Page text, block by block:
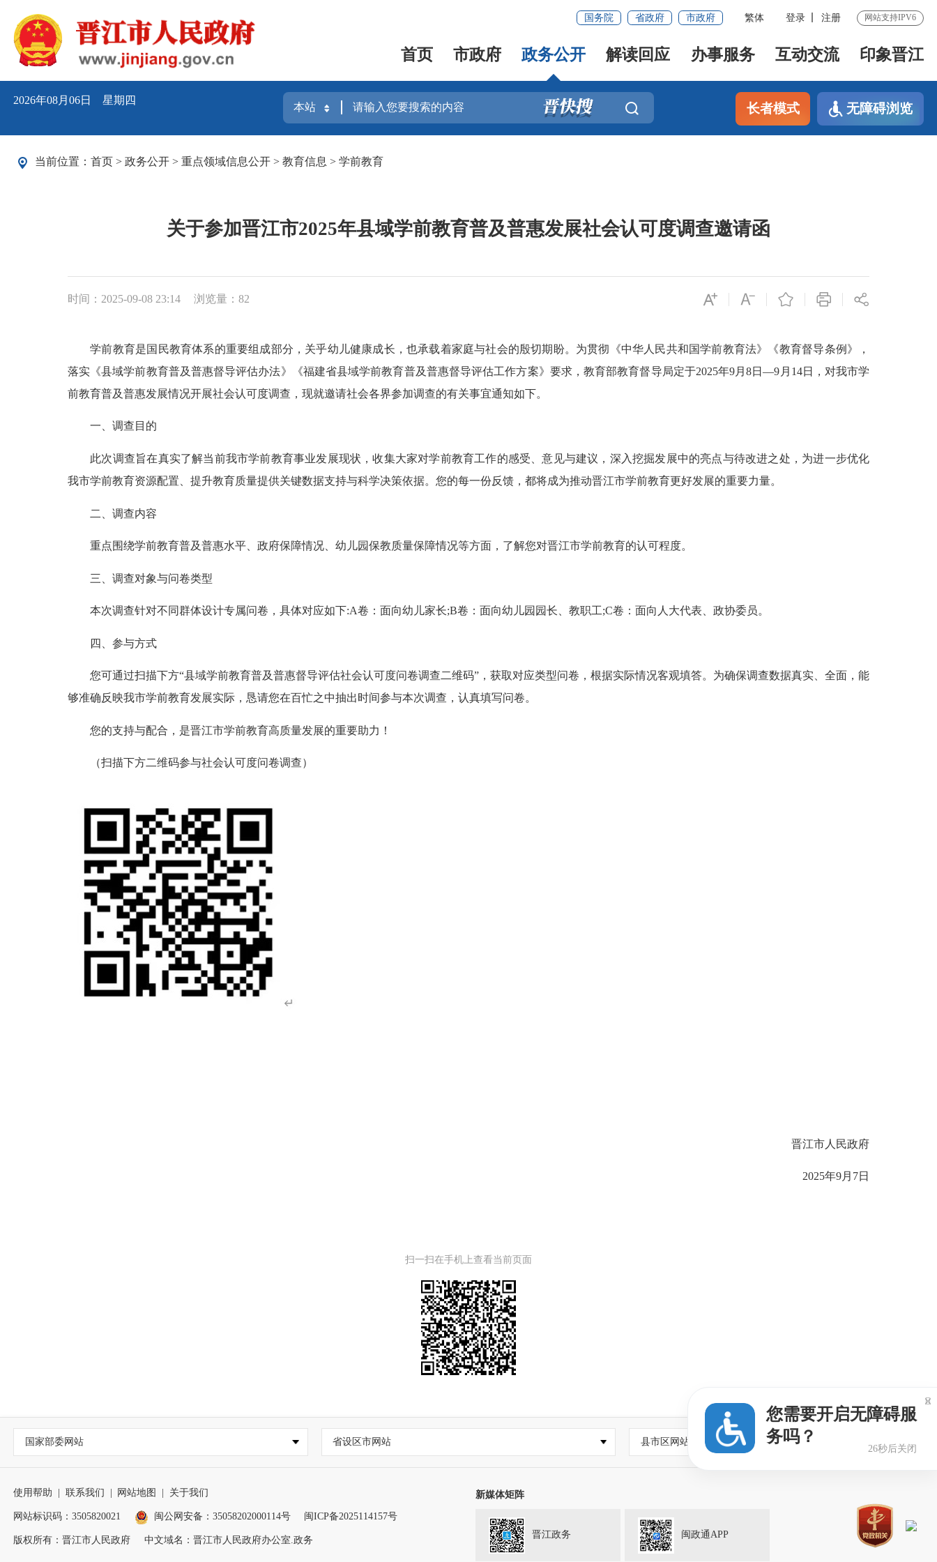
国务院 省政府 市政府 繁体 登录 注册 网站支持IPV6
首页 市政府 政务公开 解读回应 办事服务 互动交流 印象晋江
2026年08月06日 星期四
长者模式 无障碍浏览
当前位置： 首页 > 政务公开 > 重点领域信息公开 > 教育信息 > 学前教育
关于参加晋江市2025年县域学前教育普及普惠发展社会认可度调查邀请函
时间：2025-09-08 23:14 浏览量：82
学前教育是国民教育体系的重要组成部分，关乎幼儿健康成长，也承载着家庭与社会的殷切期盼。为贯彻《中华人民共和国学前教育法》《教育督导条例》，
落实《县域学前教育普及普惠督导评估办法》《福建省县域学前教育普及普惠督导评估工作方案》要求，教育部教育督导局定于2025年9月8日—9月14日，对我市学
前教育普及普惠发展情况开展社会认可度调查，现就邀请社会各界参加调查的有关事宜通知如下。
一、调查目的
此次调查旨在真实了解当前我市学前教育事业发展现状，收集大家对学前教育工作的感受、意见与建议，深入挖掘发展中的亮点与待改进之处，为进一步优化
我市学前教育资源配置、提升教育质量提供关键数据支持与科学决策依据。您的每一份反馈，都将成为推动晋江市学前教育更好发展的重要力量。
二、调查内容
重点围绕学前教育普及普惠水平、政府保障情况、幼儿园保教质量保障情况等方面，了解您对晋江市学前教育的认可程度。
三、调查对象与问卷类型
本次调查针对不同群体设计专属问卷，具体对应如下:A卷：面向幼儿家长;B卷：面向幼儿园园长、教职工;C卷：面向人大代表、政协委员。
四、参与方式
您可通过扫描下方“县域学前教育普及普惠督导评估社会认可度问卷调查二维码”，获取对应类型问卷，根据实际情况客观填答。为确保调查数据真实、全面，能
够准确反映我市学前教育发展实际，恳请您在百忙之中抽出时间参与本次调查，认真填写问卷。
您的支持与配合，是晋江市学前教育高质量发展的重要助力！
（扫描下方二维码参与社会认可度问卷调查）
晋江市人民政府
2025年9月7日
扫一扫在手机上查看当前页面
国家部委网站 省设区市网站 县市区网站
使用帮助 联系我们 网站地图 关于我们
网站标识码：3505820021 闽公网安备：35058202000114号 闽ICP备2025114157号
版权所有：晋江市人民政府 中文域名：晋江市人民政府办公室.政务
新媒体矩阵
晋江政务 闽政通APP
您需要开启无障碍服
务吗？
26秒后关闭
